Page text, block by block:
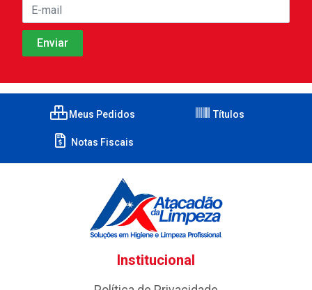
Meus Pedidos Títulos
Notas Fiscais
Institucional